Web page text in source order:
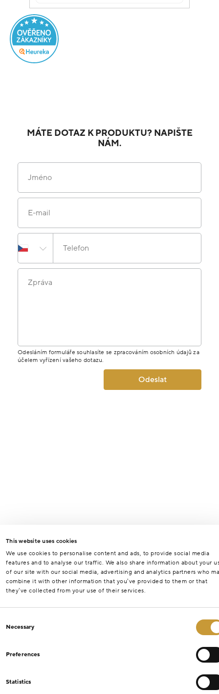
This website uses cookies
We use cookies to personalise content and ads, to provide social media
features and to analyse our traffic. We also share information about your
of our site with our social media, advertising and analytics partners who
combine it with other information that you’ve provided to them or that
they’ve collected from your use of their services.
Selection
Necessary
Preferences
Statistics
MÁTE DOTAZ K PRODUKTU? NAPIŠTE
NÁM.
Jméno
E-mail
Telefon
Zpráva
Odesláním formuláře souhlasíte se zpracováním osobních údajů za
účelem vyřízení vašeho dotazu.
Odeslat